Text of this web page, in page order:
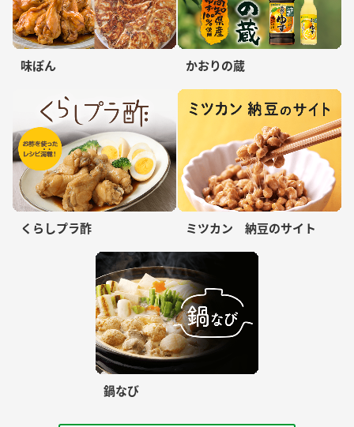
味ぽん かおりの蔵
くらしプラ酢 ミツカン 納豆のサイト
鍋なび